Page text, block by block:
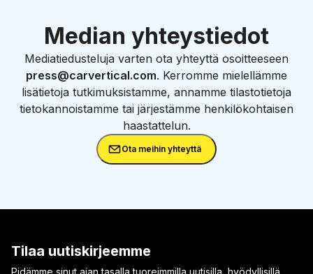
Median yhteystiedot
Mediatiedusteluja varten ota yhteyttä osoitteeseen
press@carvertical.com. Kerromme mielellämme
lisätietoja tutkimuksistamme, annamme tilastotietoja
tietokannoistamme tai järjestämme henkilökohtaisen
haastattelun.
Ota meihin yhteyttä
Tilaa uutiskirjeemme
Pidämme sinut ajan tasalla tuoreimmilla uutisilla, hyödyllisillä